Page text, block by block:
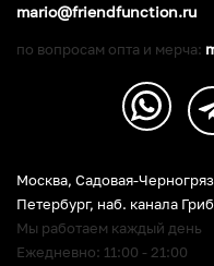
Москва, Садовая-
Петербург, наб. канала
Мы работаем каждый день
Ежедневно: 11:00 - 21:00
mario@friendfunction.ru
по вопросам опта и мерча: